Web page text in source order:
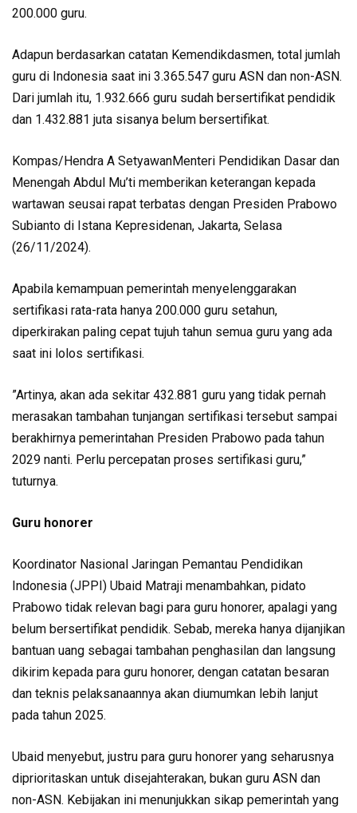
200.000 guru.
Adapun berdasarkan catatan Kemendikdasmen, total jumlah
guru di Indonesia saat ini 3.365.547 guru ASN dan non-ASN.
Dari jumlah itu, 1.932.666 guru sudah bersertifikat pendidik
dan 1.432.881 juta sisanya belum bersertifikat.
Kompas/Hendra A SetyawanMenteri Pendidikan Dasar dan
Menengah Abdul Mu’ti memberikan keterangan kepada
wartawan seusai rapat terbatas dengan Presiden Prabowo
Subianto di Istana Kepresidenan, Jakarta, Selasa
(26/11/2024).
Apabila kemampuan pemerintah menyelenggarakan
sertifikasi rata-rata hanya 200.000 guru setahun,
diperkirakan paling cepat tujuh tahun semua guru yang ada
saat ini lolos sertifikasi.
”Artinya, akan ada sekitar 432.881 guru yang tidak pernah
merasakan tambahan tunjangan sertifikasi tersebut sampai
berakhirnya pemerintahan Presiden Prabowo pada tahun
2029 nanti. Perlu percepatan proses sertifikasi guru,”
tuturnya.
Guru honorer
Koordinator Nasional Jaringan Pemantau Pendidikan
Indonesia (JPPI) Ubaid Matraji menambahkan, pidato
Prabowo tidak relevan bagi para guru honorer, apalagi yang
belum bersertifikat pendidik. Sebab, mereka hanya dijanjikan
bantuan uang sebagai tambahan penghasilan dan langsung
dikirim kepada para guru honorer, dengan catatan besaran
dan teknis pelaksanaannya akan diumumkan lebih lanjut
pada tahun 2025.
Ubaid menyebut, justru para guru honorer yang seharusnya
diprioritaskan untuk disejahterakan, bukan guru ASN dan
non-ASN. Kebijakan ini menunjukkan sikap pemerintah yang